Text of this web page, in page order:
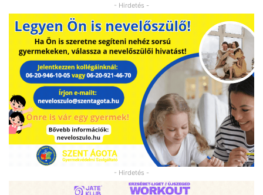
- Hirdetés -
- Hirdetés -